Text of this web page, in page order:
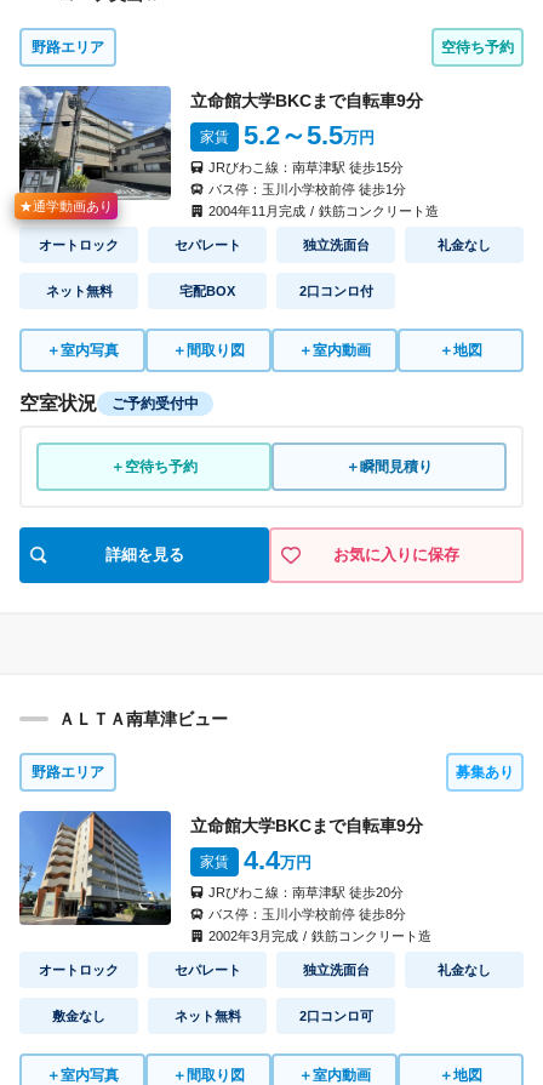
野路エリア 空待ち予約
★通学動画あり
立命館大学BKCまで自転車9分
家賃 5.2～5.5万円
JRびわこ線： 南草津駅 徒歩15分
バス停： 玉川小学校前停徒歩1分
2004年11 月完成 / 鉄筋コンクリート造
オートロック セパレート 独立洗面台 礼金なし
ネット無料 宅配BOX 2口コンロ付
＋室内写真 ＋ 間取り図 ＋室内動画 ＋地図
空室状況 ご予約受付中
＋空待ち予約 ＋瞬間見積り
詳細を見る お気に入りに保存
ＡＬＴＡ南草津ビュー
野路エリア 募集あり
立命館大学BKCまで自転車9分
家賃 4.4万円
JRびわこ線： 南草津駅 徒歩20分
バス停： 玉川小学校前停徒歩8分
2002年3月完成 / 鉄筋コンクリート造
オートロック セパレート 独立洗面台 礼金なし
敷金なし ネット無料 2口コンロ可
＋室内写真 ＋ 間取り図 ＋室内動画 ＋地図